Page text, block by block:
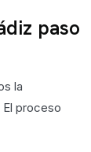
paso
la
proceso